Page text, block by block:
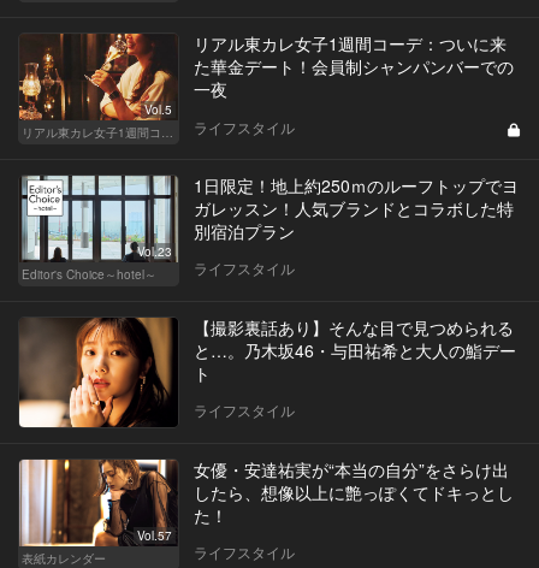
Vol.5
リアル東カレ女子1週間コーデ
リアル東カレ女子1週間コーデ：ついに来
た華金デート！会員制シャンパンバーでの
一夜
ライフスタイル
Vol.23
Editor's Choice～hotel～
1日限定！地上約250ｍのルーフトップでヨ
ガレッスン！人気ブランドとコラボした特
別宿泊プラン
ライフスタイル
【撮影裏話あり】そんな目で見つめられる
と…。乃木坂46・与田祐希と大人の鮨デー
ト
ライフスタイル
Vol.57
表紙カレンダー
女優・安達祐実が“本当の自分”をさらけ出
したら、想像以上に艶っぽくてドキっとし
た！
ライフスタイル